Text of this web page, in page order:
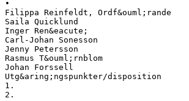
•
Filippa Reinfeldt, Ordf&ouml;rande
Saila Quicklund
Inger Ren&eacute;
Carl-Johan Sonesson
Jenny Petersson
Rasmus T&ouml;rnblom
Johan Forssell
Utg&aring;ngspunkter/disposition
1.
2.